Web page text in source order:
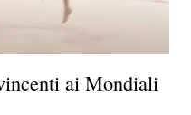
ai Mondiali